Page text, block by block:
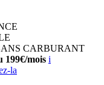
CARBURANT
199€/mois i
la